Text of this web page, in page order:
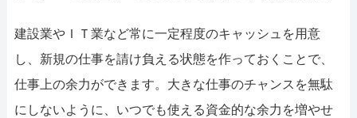
建設業やＩＴ業など常に一定程度のキャッシュを用意
し、新規の仕事を請け負える状態を作っておくことで、
仕事上の余力ができます。大きな仕事のチャンスを無駄
にしないように、いつでも使える資金的な余力を増やせ